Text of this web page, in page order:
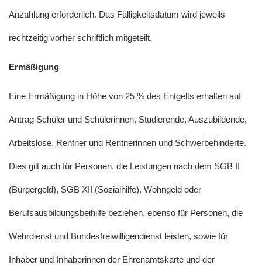
Anzahlung erforderlich. Das Fälligkeitsdatum wird jeweils
rechtzeitig vorher schriftlich mitgeteilt.
Ermäßigung
Eine Ermäßigung in Höhe von 25 % des Entgelts erhalten auf
Antrag Schüler und Schülerinnen, Studierende, Auszubildende,
Arbeitslose, Rentner und Rentnerinnen und Schwerbehinderte.
Dies gilt auch für Personen, die Leistungen nach dem SGB II
(Bürgergeld), SGB XII (Sozialhilfe), Wohngeld oder
Berufsausbildungsbeihilfe beziehen, ebenso für Personen, die
Wehrdienst und Bundesfreiwilligendienst leisten, sowie für
Inhaber und Inhaberinnen der Ehrenamtskarte und der